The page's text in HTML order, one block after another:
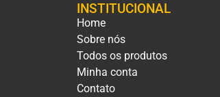
INSTITUCIONAL
Home
Sobre nós
Todos os produtos
Minha conta
Contato